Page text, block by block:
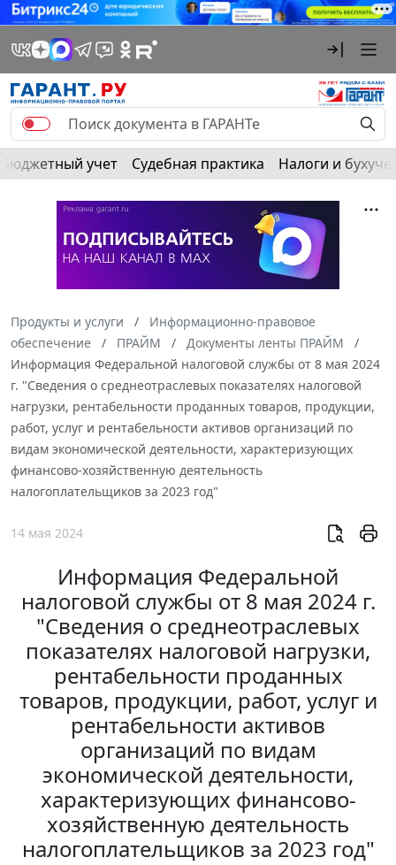
Бюджетный учет Судебная практика Налоги и
Продукты и услуги
Информационно-правовое
обеспечение
ПРАЙМ
Документы ленты ПРАЙМ
Информация Федеральной налоговой службы от 8 мая 2024
г. "Сведения о среднеотраслевых показателях налоговой
нагрузки, рентабельности проданных товаров, продукции,
работ, услуг и рентабельности активов организаций по
видам экономической деятельности, характеризующих
финансово-хозяйственную деятельность
налогоплательщиков за 2023 год"
14 мая 2024
Информация Федеральной
налоговой службы от 8 мая 2024 г.
"Сведения о среднеотраслевых
показателях налоговой нагрузки,
рентабельности проданных
товаров, продукции, работ, услуг и
рентабельности активов
организаций по видам
экономической деятельности,
характеризующих финансово-
хозяйственную деятельность
налогоплательщиков за 2023 год"